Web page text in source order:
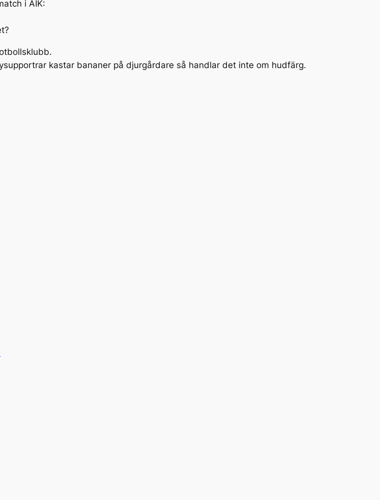
i AIK:
kastar bananer på djurgårdare så handlar det inte om hudfärg.